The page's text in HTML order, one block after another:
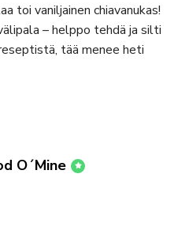
toi vaniljainen chiavanukas!
– helppo tehdä ja silti
tää menee heti
O´Mine says: